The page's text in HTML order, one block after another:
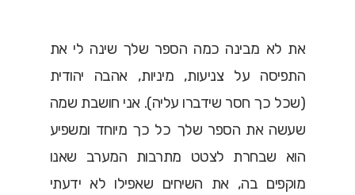
את לא מבינה כמה הספר שלך שינה לי את
התפיסה על צניעות, מיניות, אהבה יהודית
(שכל כך חסר שידברו עליה). אני חושבת שמה
שעשה את הספר שלך כל כך מיוחד ומשפיע
הוא שבחרת לצטט מתרבות המערב שאנו
מוקפים בה, את השיחים שאפילו לא ידעתי